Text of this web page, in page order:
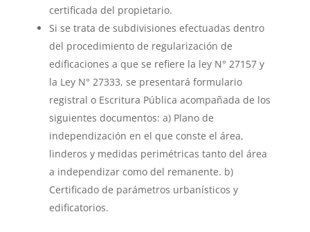
certificada del propietario.
Si se trata de subdivisiones efectuadas dentro
del procedimiento de regularización de
edificaciones a que se refiere la ley N° 27157 y
la Ley N° 27333, se presentará formulario
registral o Escritura Pública acompañada de los
siguientes documentos: a) Plano de
independización en el que conste el área,
linderos y medidas perimétricas tanto del área
a independizar como del remanente. b)
Certificado de parámetros urbanísticos y
edificatorios.